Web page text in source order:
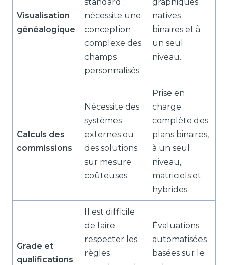
Visualisation
généalogique
nécessite une
conception
complexe des
champs
personnalisés.
natives
binaires et à
un seul
niveau.
Calculs des
commissions
Nécessite des
systèmes
externes ou
des solutions
sur mesure
coûteuses.
Prise en
charge
complète des
plans binaires,
à un seul
niveau,
matriciels et
hybrides.
Grade et
qualifications
Il est difficile
de faire
respecter les
règles
Évaluations
automatisées
basées sur le